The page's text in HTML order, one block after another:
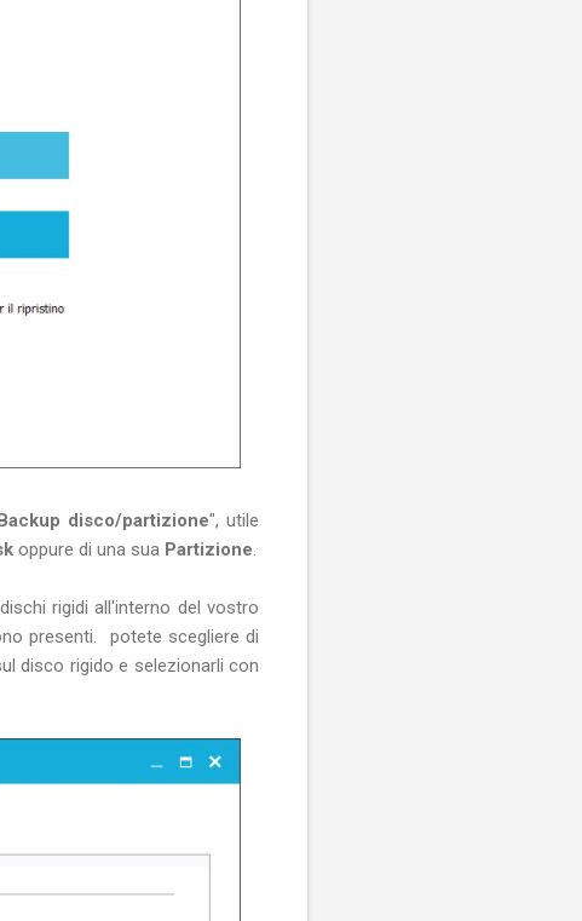
Backup disco/partizione", utile
oppure di una sua Partizione.
rigidi all'interno del vostro
presenti. potete scegliere di
disco rigido e selezionarli con